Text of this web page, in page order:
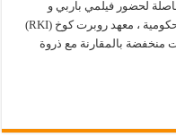
لحضور فيلمي باربي و
اوبنهايمر. وبحسب وكالة مكافحة الأمراض الحكومية ، معهد روبرت كوخ (RKI)
منخفضة بالمقارنة مع ذروة